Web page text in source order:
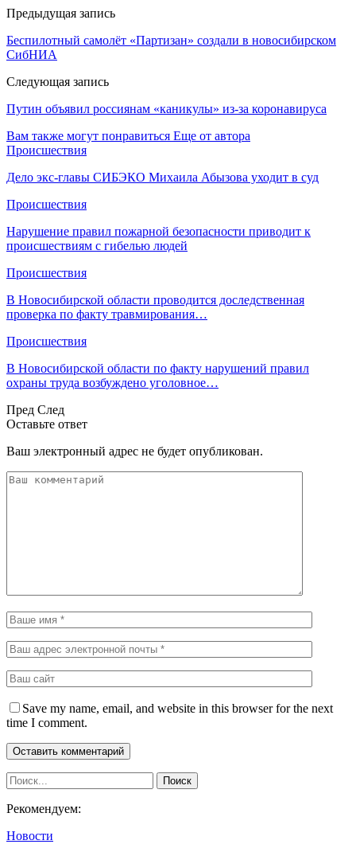
Предыдущая запись
Беспилотный самолёт «Партизан» создали в новосибирском
СибНИА
Следующая запись
Путин объявил россиянам «каникулы» из-за коронавируса
Вам также могут понравиться Еще от автора
Происшествия
Дело экс-главы СИБЭКО Михаила Абызова уходит в суд
Происшествия
Нарушение правил пожарной безопасности приводит к
происшествиям с гибелью людей
Происшествия
В Новосибирской области проводится доследственная
проверка по факту травмирования…
Происшествия
В Новосибирской области по факту нарушений правил
охраны труда возбуждено уголовное…
Пред След
Оставьте ответ
Ваш электронный адрес не будет опубликован.
Save my name, email, and website in this browser for the next
time I comment.
Рекомендуем:
Новости